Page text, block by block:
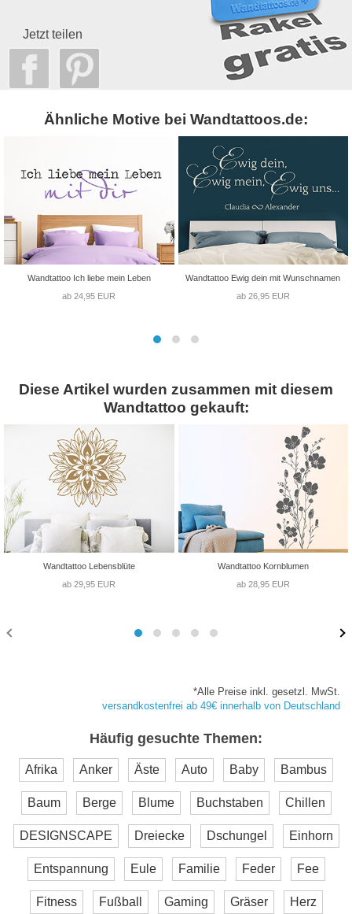
Jetzt teilen
Ähnliche Motive bei Wandtattoos.de:
Wandtattoo Ich liebe mein Leben
ab 24,95 EUR
Wandtattoo Ewig dein mit Wunschnamen
ab 26,95 EUR
Diese Artikel wurden zusammen mit diesem
Wandtattoo gekauft:
Wandtattoo Lebensblüte
ab 29,95 EUR
Wandtattoo Kornblumen
ab 28,95 EUR
*Alle Preise inkl. gesetzl. MwSt.
versandkostenfrei ab 49€ innerhalb von Deutschland
Häufig gesuchte Themen:
Afrika Anker Äste Auto Baby Bambus
Baum Berge Blume Buchstaben Chillen
DESIGNSCAPE Dreiecke Dschungel Einhorn
Entspannung Eule Familie Feder Fee
Fitness Fußball Gaming Gräser Herz